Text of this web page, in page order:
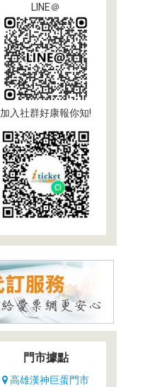
LINE＠
加入社群好康報你知!
門市據點
高雄漢神巨蛋門市